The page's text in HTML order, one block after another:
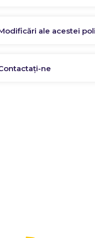
ale acestei
ne